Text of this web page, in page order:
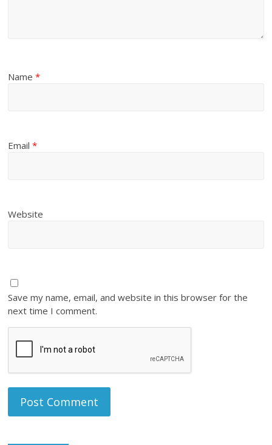
Name*
Email*
Website
Save my name, email, and website in this browser for the
next time I comment.